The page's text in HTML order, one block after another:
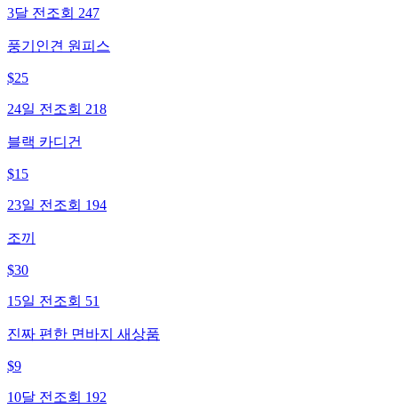
3달 전 조회 247
풍기인견 원피스
$25
24일 전 조회 218
블랙 카디건
$15
23일 전 조회 194
조끼
$30
15일 전 조회 51
진짜 편한 면바지 새상품
$9
10달 전 조회 192